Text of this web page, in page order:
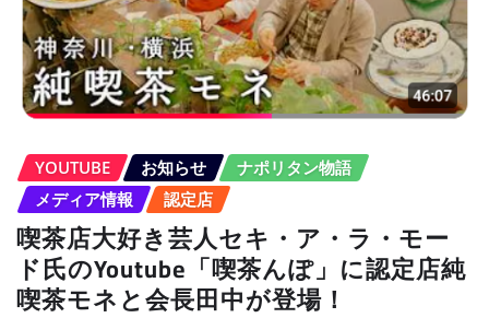
YOUTUBE お知らせ
ナポリタン物語
メディア情報
認定店
喫茶店大好き芸人セキ・ア・ラ・モー
ド氏のYoutube「喫茶んぽ」に認定店純
喫茶モネと会長田中が登場！